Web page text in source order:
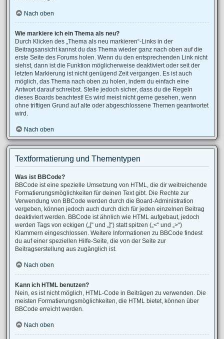
Nach oben
Wie markiere ich ein Thema als neu?
Durch Klicken des „Thema als neu markieren“-Links in der
Beitragsansicht kannst du das Thema wieder ganz nach oben auf die
erste Seite des Forums holen. Wenn du den entsprechenden Link nicht
siehst, dann ist die Funktion möglicherweise deaktiviert oder seit der
letzten Markierung ist nicht genügend Zeit vergangen. Es ist auch
möglich, das Thema nach oben zu holen, indem du einfach eine
Antwort darauf schreibst. Stelle jedoch sicher, dass du die Regeln
dieses Boards beachtest! Es wird meist nicht gerne gesehen, wenn
ohne triftigen Grund auf alte oder abgeschlossene Themen geantwortet
wird.
Nach oben
Textformatierung und Thementypen
Was ist BBCode?
BBCode ist eine spezielle Umsetzung von HTML, die dir weitreichende
Formatierungsmöglichkeiten für deinen Text gibt. Die Rechte zur
Verwendung von BBCode werden durch die Board-Administration
vergeben, können jedoch auch durch dich für jeden einzelnen Beitrag
deaktiviert werden. BBCode ist ähnlich wie HTML aufgebaut, jedoch
werden Tags von eckigen („[“ und „]“) statt spitzen („<“ und „>“)
Klammern eingeschlossen. Weitere Informationen zu BBCode findest
du auf einer speziellen Hilfe-Seite, die von der Seite zur
Beitragserstellung aus zugänglich ist.
Nach oben
Kann ich HTML benutzen?
Nein, es ist nicht möglich, HTML-Code in Beiträgen zu verwenden. Die
meisten Formatierungsmöglichkeiten, die HTML bietet, können über
BBCode erreicht werden.
Nach oben